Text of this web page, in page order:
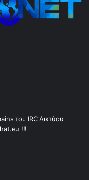
του IRC Δικτύου
!!!